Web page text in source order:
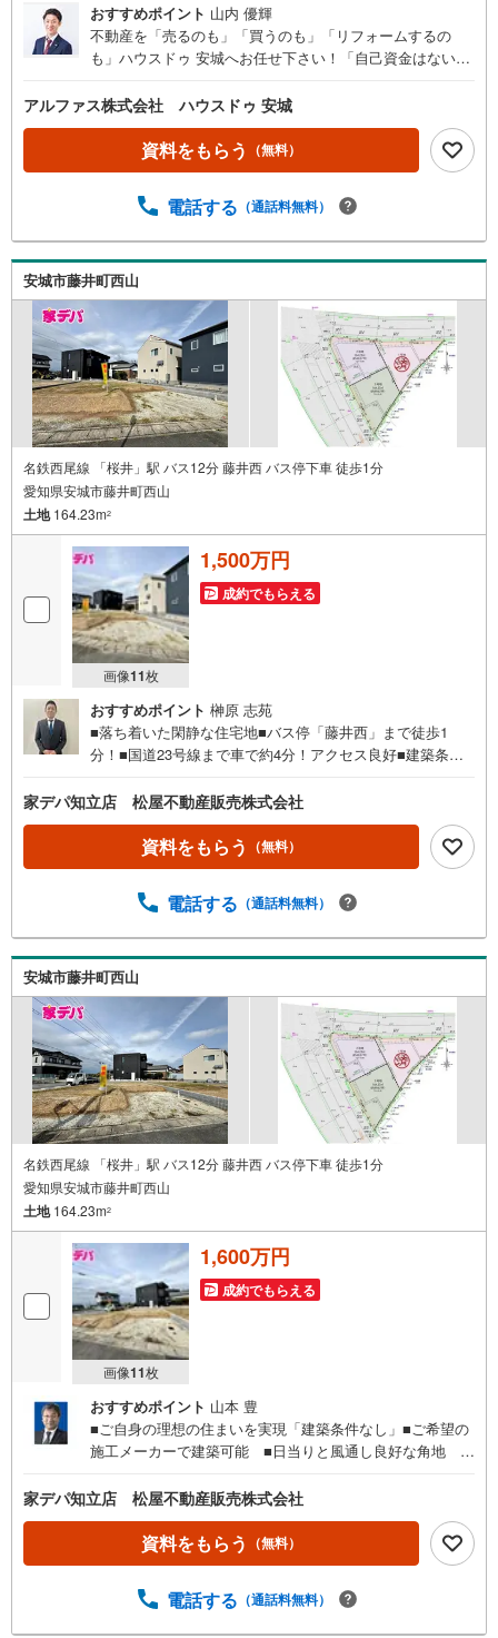
おすすめポイント 山内 優輝
不動産を「売るのも」「買うのも」「リフォームするの
も」ハウスドゥ 安城へお任せ下さい！「自己資金はないけ
談ください！物件の内覧以外でも、住宅ローンの相談や、
資金計画、不動産購入に関するお悩みなどもご相談承りま
す。（安城市以外のエリアも対応可能！）お客様の不動産
に関するお悩みごとやお困りごと、物件の内覧以外でも、
る？」等住宅ローンの相談や、資金計画、不動産購入に関
分＆キッズコーナー完備 お気軽にお電話・ご来店お待ちし
ております！-------------------
アルファス株式会社 ハウスドゥ 安城
資料をもらう （無料）
電話する （通話料無料）
安城市藤井町西山
名鉄西尾線 「桜井」駅 バス12分 藤井西 バス停下車 徒歩1分
愛知県安城市藤井町西山
土地164.23m2
画像11枚
1,500万円
成約でもらえる
おすすめポイント 榊原 志苑
■落ち着いた閑静な住宅地■バス停「藤井西」まで徒歩1
分！■国道23号線まで車で約4分！アクセス良好■建築条件
建てやすい平坦地■日当り良好 【教育施設】■桜井小学
校…徒歩24分■桜井中学校…徒歩33分（自転車13分）●家デ
パ 松屋不動産販売 のつよみ●知立市・豊橋市・豊川市・
浜松市の4店舗営業中！三河エリア・遠州エリアの物件なら
ン、土地をお客様のご希望に合わせてご提案いたしま
の際、約70％という多くの方々がリフォームを行っていま
す。新築購入より低コストで、新築同様の快適なお住まい
を実現できます。・営業時間 午前9時00分～午後6時30分
（定休日:水曜日）この時間帯はお電話でのお問い合わせが
スムーズにご案内できます。右下の電話ボタンをタッチ！
もしくはお気軽にお電話ください。
家デパ知立店 松屋不動産販売株式会社
資料をもらう （無料）
電話する （通話料無料）
安城市藤井町西山
名鉄西尾線 「桜井」駅 バス12分 藤井西 バス停下車 徒歩1分
愛知県安城市藤井町西山
土地164.23m2
画像11枚
1,600万円
成約でもらえる
おすすめポイント 山本 豊
■ご自身の理想の住まいを実現「建築条件なし」■ご希望の
施工メーカーで建築可能 ■日当りと風通し良好な角地 ■
で近く通勤やお出かけ時にも便利！ 【教育施設】■桜井小
学校…徒歩24分■桜井中学校…徒歩33分（自転車13分）●家
デパ 松屋不動産販売 のつよみ●知立市・豊橋市・豊川
市・浜松市の4店舗営業中！三河エリア・遠州エリアの物件
ョン、土地をお客様のご希望に合わせてご提案いたしま
家デパ知立店 松屋不動産販売株式会社
資料をもらう （無料）
電話する （通話料無料）